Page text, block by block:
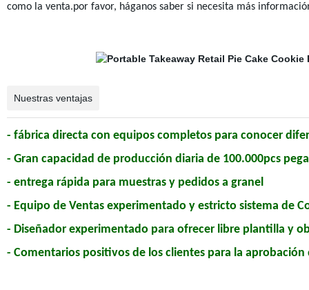
como la venta.por favor, háganos saber si necesita más
Nuestras ventajas
- fábrica directa con equipos completos para conocer
- Gran capacidad de producción diaria de 100.000pcs
- entrega rápida para muestras y pedidos a granel
- Equipo de Ventas experimentado y estricto sistema de
- Diseñador experimentado para ofrecer libre plantilla y
- Comentarios positivos de los clientes para la